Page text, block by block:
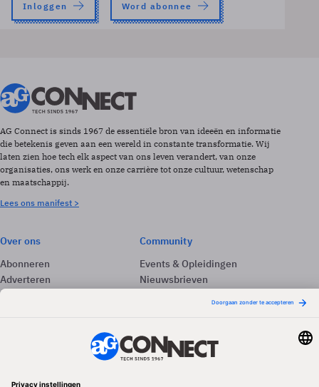
Inloggen Word abonnee
AG Connect is sinds 1967 de essentiële bron van ideeën en informatie
die betekenis geven aan een wereld in constante transformatie. Wij
laten zien hoe tech elk aspect van ons leven verandert, van onze
organisaties, ons werk en onze carrière tot onze cultuur, wetenschap
en maatschappij.
Lees ons manifest >
Over ons
Abonneren
Adverteren
Contact
Community
Events & Opleidingen
Nieuwsbrieven